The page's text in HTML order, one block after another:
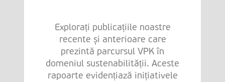
Explorați publicațiile noastre
recente și anterioare care
prezintă parcursul VPK în
domeniul sustenabilității. Aceste
rapoarte evidențiază inițiativele